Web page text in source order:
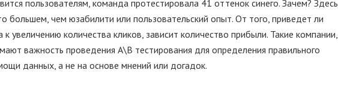
пользователям, команда протестировала 41 оттенок синего. Зачем? Здесь
большем, чем юзабилити или пользовательский опыт. От того, приведет ли
увеличению количества кликов, зависит количество прибыли. Такие компании,
важность проведения А\В тестирования для определения правильного
данных, а не на основе мнений или догадок.